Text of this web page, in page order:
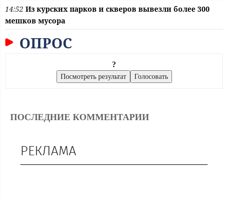
14:52 Из курских парков и скверов вывезли более 300
мешков мусора
ОПРОС
?
ПОСЛЕДНИЕ КОММЕНТАРИИ
РЕКЛАМА